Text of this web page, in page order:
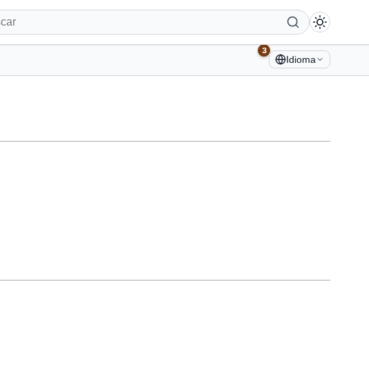
3
Idioma